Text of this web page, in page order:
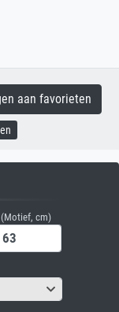
aan favorieten
cm)